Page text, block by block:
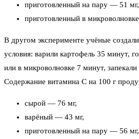
приготовленный на пару — 51 мг,
приготовленный в
В другом эксперименте учёные
условия: варили картофель 35 минут,
или в микроволновке 7 минут,
Содержание витамина С на 100 г
сырой — 76 мг,
варёный — 43 мг,
приготовленный на пару — 56 мг,